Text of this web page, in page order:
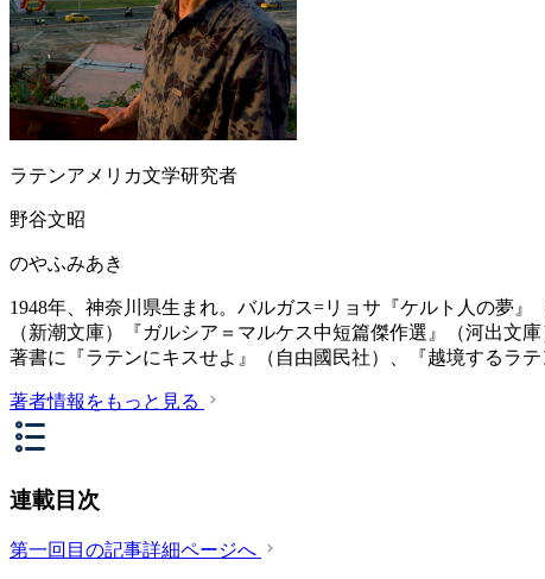
ラテンアメリカ文学研究者
野谷文昭
のやふみあき
1948年、神奈川県生まれ。バルガス=リョサ『ケルト人の夢
（新潮文庫）『ガルシア＝マルケス中短篇傑作選』（河出文
著書に『ラテンにキスせよ』（自由國民社）、『越境するラ
著者情報をもっと見る
連載目次
第一回目の記事詳細ページへ